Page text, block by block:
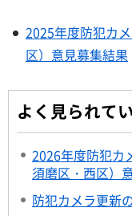
2025年度防犯カ
区）意見募集結果
よく見られて
2026年度防犯カ
須磨区・西区）
防犯カメラ更新